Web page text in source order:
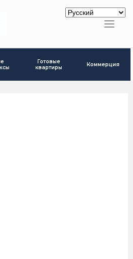
Готовые
квартиры
Коммерция